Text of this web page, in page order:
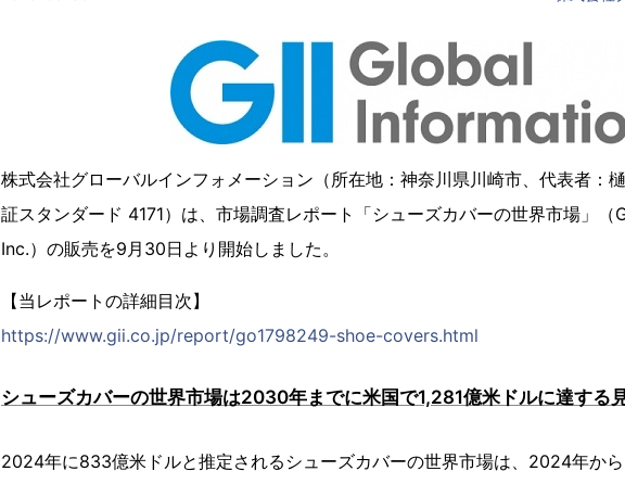
株式会社グローバルインフォメーション（所在地：神奈川県川崎市、代表者：
証スタンダード 4171）は、市場調査レポート「シューズカバーの世界市場」
Inc.）の販売を9月30日より開始しました。
【当レポートの詳細目次】
https://www.gii.co.jp/report/go1798249-shoe-covers.html
シューズカバーの世界市場は2030年までに米国で1,281億米ドルに達する
2024年に833億米ドルと推定されるシューズカバーの世界市場は、2024年か